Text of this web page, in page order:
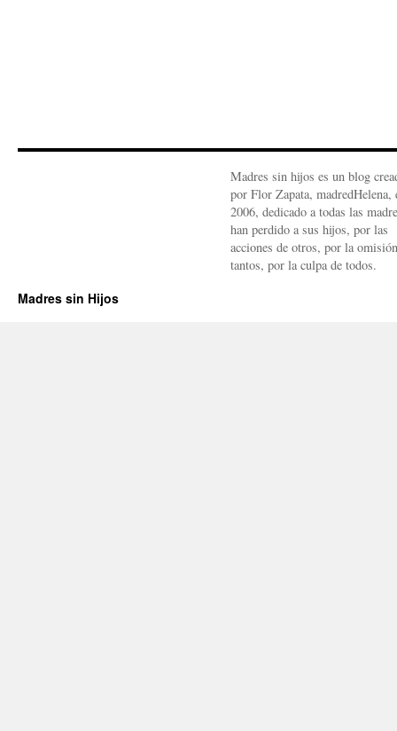
Madres sin hijos es un blog
por Flor Zapata, madredHelena,
2006, dedicado a todas las
han perdido a sus hijos, por las
acciones de otros, por la
tantos, por la culpa de todos.
Madres sin Hijos